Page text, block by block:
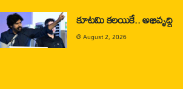
కూటమి కలయికే.. అభివృద్ధి
@August 2, 2026